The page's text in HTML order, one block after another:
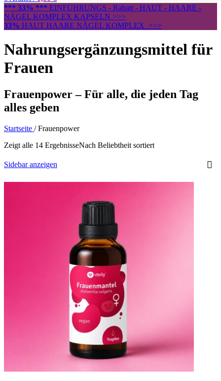
*** 33% *** EINFÜHRUNGS - Rabatt - HAUT - HAARE -
NÄGEL KOMPLEX KAPSELN >>>
33% HAUT HAARE NÄGEL KOMPLEX >>>
Nahrungsergänzungsmittel für
Frauen
Frauenpower – Für alle, die jeden Tag
alles geben
Startseite / Frauenpower
Zeigt alle 14 ErgebnisseNach Beliebtheit sortiert
Sidebar anzeigen